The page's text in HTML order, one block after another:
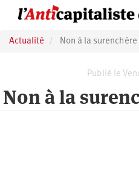
principal
Actualité Non à la
Publié le
Non à la